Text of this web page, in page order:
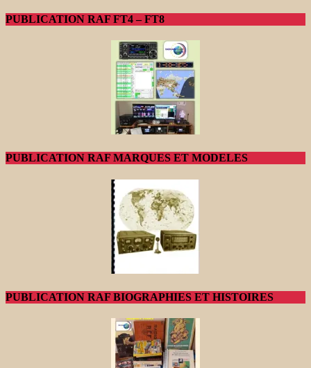
PUBLICATION RAF FT4 – FT8
PUBLICATION RAF MARQUES ET MODELES
PUBLICATION RAF BIOGRAPHIES ET HISTOIRES